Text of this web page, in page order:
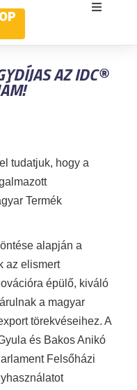
AZ IDC®
tudatjuk, hogy a
Termék
alapján a
az elismert
épülő, kiváló
a magyar
törekvéseihez. A
és Bakos Anikó
Felsőházi